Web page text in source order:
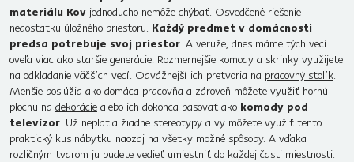
materiálu Kov jednoducho nemôže chýbať. Osvedčené riešenie
nedostatku úložného priestoru. Každý predmet v domácnosti
predsa potrebuje svoj priestor. A veruže, dnes máme tých vecí
oveľa viac ako staršie generácie. Rozmernejšie komody a skrinky využijete
na odkladanie väčších vecí. Odvážnejší ich pretvoria na pracovný stolík.
Menšie poslúžia ako domáca pracovňa a zároveň môžete využiť hornú
plochu na dekorácie alebo ich dokonca pasovať ako komody pod
televízor. Už neplatia žiadne stereotypy a vy môžete využiť tento
praktický kus nábytku naozaj na všetky možné spôsoby. A vďaka
rozličným tvarom ju budete vedieť umiestniť do každej časti miestnosti.